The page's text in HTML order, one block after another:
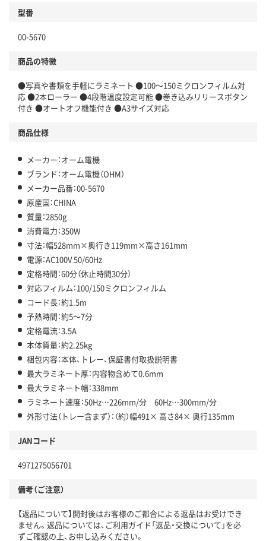
型番
00-5670
商品の特徴
●写真や書類を手軽にラミネート ●100～150ミクロンフィルム対
応 ●2本ローラー ●4段階温度設定可能 ●巻き込みリリースボタン
付き ●オートオフ機能付き ●A3サイズ対応
商品仕様
メーカー：オーム電機
ブランド：オーム電機（OHM）
メーカー品番：00-5670
原産国：CHINA
質量：2850g
消費電力：350W
寸法：幅528mm×奥行き119mm×高さ161mm
電源：AC100V 50/60Hz
定格時間：60分（休止時間30分）
対応フィルム：100/150ミクロンフィルム
コード長：約1.5m
予熱時間：約5～7分
定格電流：3.5A
本体質量：約2.25kg
梱包内容：本体、トレー、保証書付取扱説明書
最大ラミネート厚：内容物含めて0.6mm
最大ラミネート幅：338mm
ラミネート速度：50Hz…226mm/分 60Hz…300mm/分
外形寸法（トレー含まず）：（約）幅491× 高さ84× 奥行135mm
JANコード
4971275056701
備考（ご注意）
【返品について】開封後はお客様のご都合による返品はお受けでき
ません。返品については、ご利用ガイド「返品・交換について」を必
ずご確認の上、お申し込みください。